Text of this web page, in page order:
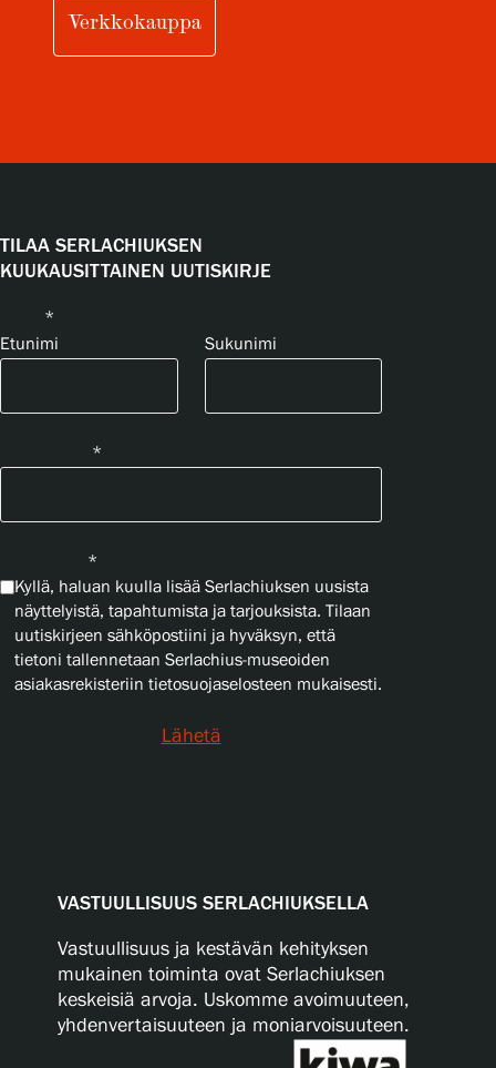
Verkkokauppa
TILAA SERLACHIUKSEN
KUUKAUSITTAINEN UUTISKIRJE
*
Etunimi
Sukunimi
*
*
Kyllä, haluan kuulla lisää Serlachiuksen uusista
näyttelyistä, tapahtumista ja tarjouksista. Tilaan
uutiskirjeen sähköpostiini ja hyväksyn, että
tietoni tallennetaan Serlachius-museoiden
asiakasrekisteriin tietosuojaselosteen mukaisesti.
Lähetä
VASTUULLISUUS SERLACHIUKSELLA
Vastuullisuus ja kestävän kehityksen
mukainen toiminta ovat Serlachiuksen
keskeisiä arvoja. Uskomme avoimuuteen,
yhdenvertaisuuteen ja moniarvoisuuteen.